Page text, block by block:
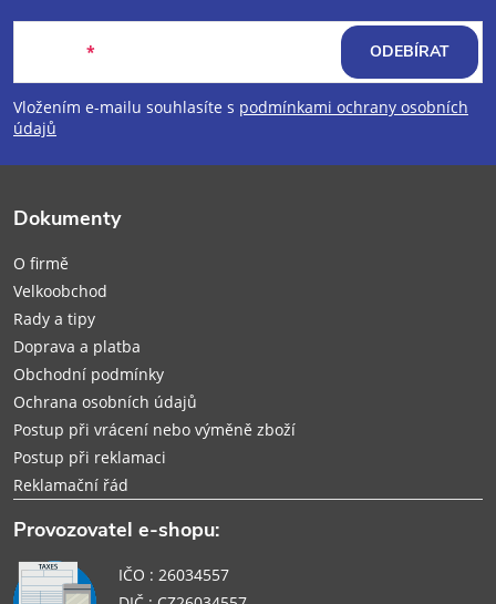
p
a
Vložením e-mailu souhlasíte s podmínkami ochrany osobních
údajů
ODEBÍRAT
Dokumenty
O firmě
Velkoobchod
Rady a tipy
Doprava a platba
Obchodní podmínky
Ochrana osobních údajů
Postup při vrácení nebo výměně zboží
Postup při reklamaci
Reklamační řád
Provozovatel e-shopu:
IČO : 26034557